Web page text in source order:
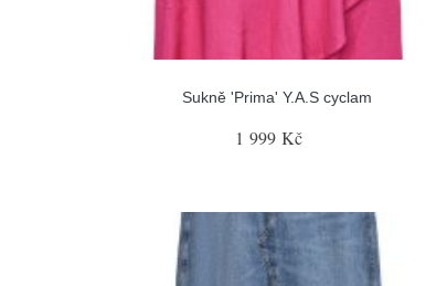
Sukně 'Prima' Y.A.S cyclam
1 999 Kč